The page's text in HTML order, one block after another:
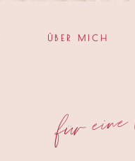
ÜBER MICH